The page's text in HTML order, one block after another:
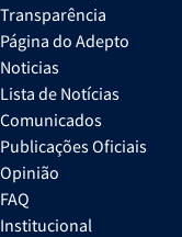
Transparência
Página do Adepto
Noticias
Lista de Notícias
Comunicados
Publicações Oficiais
Opinião
FAQ
Institucional